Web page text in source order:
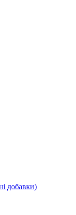
добавки)